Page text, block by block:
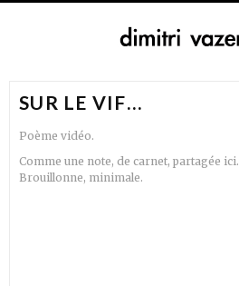
SUR LE VIF…
Poème vidéo.
Comme une note, de carnet, partagée ici.
Brouillonne, minimale.